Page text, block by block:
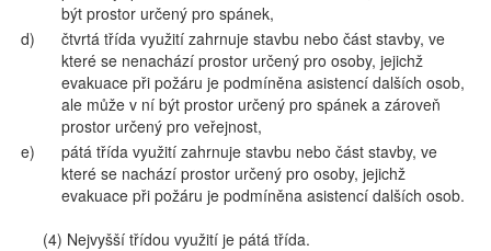
být prostor určený pro spánek,
d)
čtvrtá třída využití zahrnuje stavbu nebo část stavby, ve
které se nenachází prostor určený pro osoby, jejichž
evakuace při požáru je podmíněna asistencí dalších osob,
ale může v ní být prostor určený pro spánek a zároveň
prostor určený pro veřejnost,
e)
pátá třída využití zahrnuje stavbu nebo část stavby, ve
které se nachází prostor určený pro osoby, jejichž
evakuace při požáru je podmíněna asistencí dalších osob.
(4) Nejvyšší třídou využití je pátá třída.